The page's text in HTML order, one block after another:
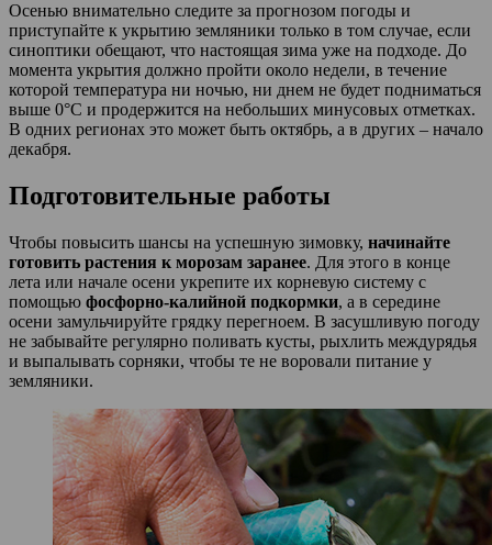
Осенью внимательно следите за прогнозом погоды и
приступайте к укрытию земляники только в том случае, если
синоптики обещают, что настоящая зима уже на подходе. До
момента укрытия должно пройти около недели, в течение
которой температура ни ночью, ни днем не будет подниматься
выше 0°С и продержится на небольших минусовых отметках.
В одних регионах это может быть октябрь, а в других – начало
декабря.
Подготовительные работы
Чтобы повысить шансы на успешную зимовку, начинайте
готовить растения к морозам заранее. Для этого в конце
лета или начале осени укрепите их корневую систему с
помощью фосфорно-калийной подкормки, а в середине
осени замульчируйте грядку перегноем. В засушливую погоду
не забывайте регулярно поливать кусты, рыхлить междурядья
и выпалывать сорняки, чтобы те не воровали питание у
земляники.